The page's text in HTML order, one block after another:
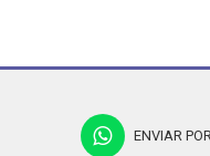
ENVIAR